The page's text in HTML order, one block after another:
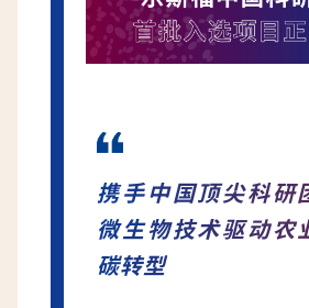
携手中国顶尖科研
微生物技术驱动农
碳转型